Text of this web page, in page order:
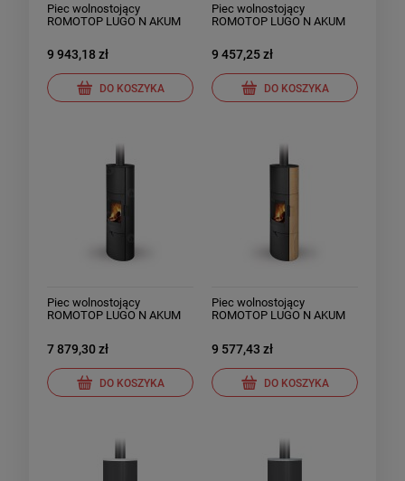
Piec wolnostojący
ROMOTOP LUGO N AKUM
9 943,18 zł
DO KOSZYKA
Piec wolnostojący
ROMOTOP LUGO N AKUM
9 457,25 zł
DO KOSZYKA
Piec wolnostojący
ROMOTOP LUGO N AKUM
7 879,30 zł
DO KOSZYKA
Piec wolnostojący
ROMOTOP LUGO N AKUM
9 577,43 zł
DO KOSZYKA